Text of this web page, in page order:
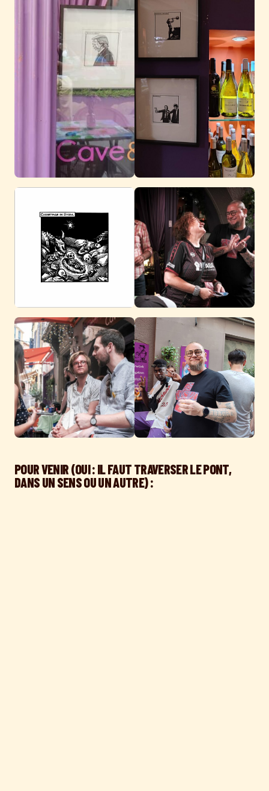
POUR VENIR (OUI : IL FAUT TRAVERSER LE PONT,
DANS UN SENS OU UN AUTRE) :